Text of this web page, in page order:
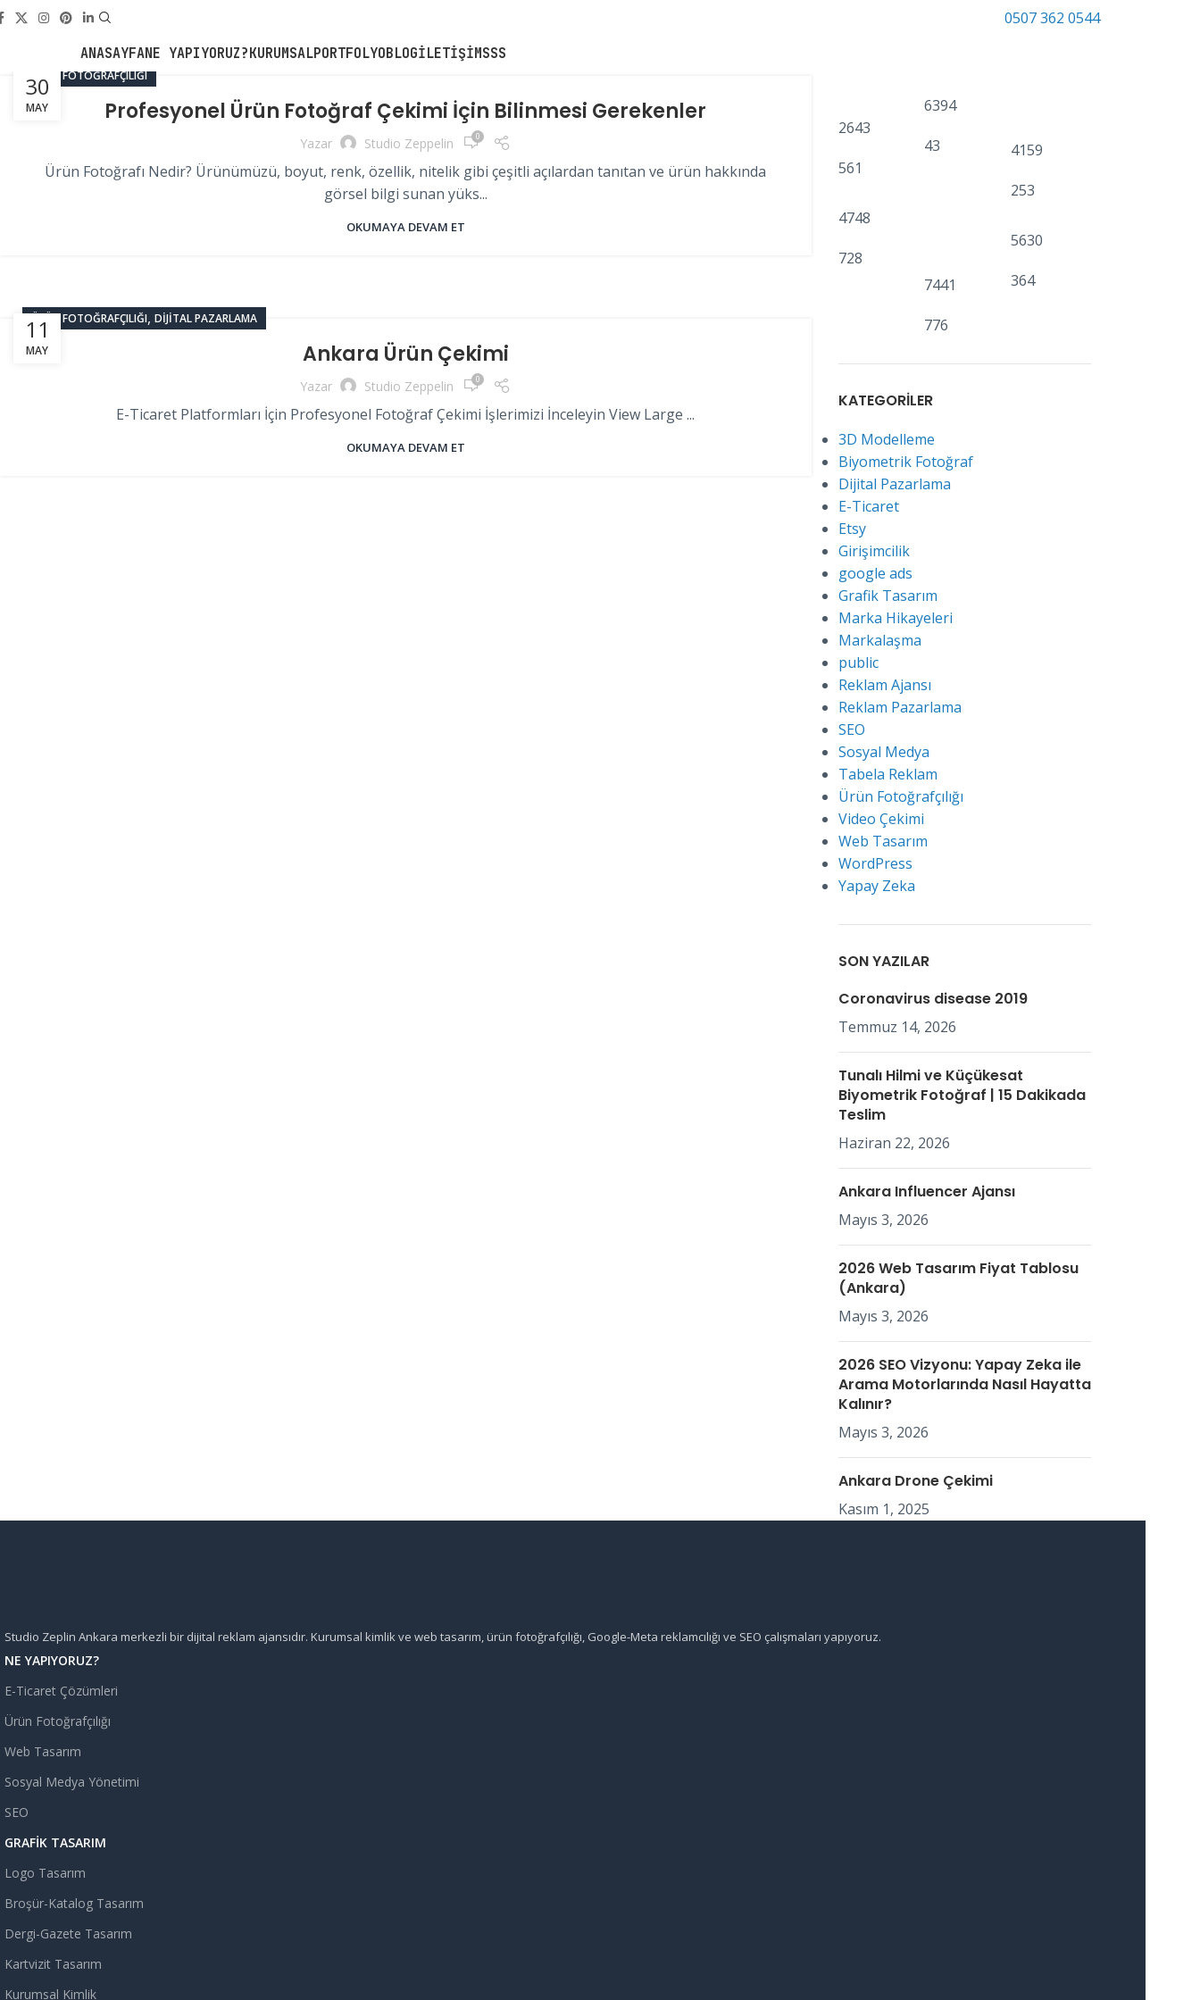
0507 362 0544
ANASAYFANE YAPIYORUZ?KURUMSALPORTFOLYOBLOGİLETIŞIMSSS
Tag Archives: E-Ticaret Fotoğraf Çekimi
Posts Tagged "E-Ticaret Fotoğraf Çekimi"
30
MAY
ÜRÜN FOTOĞRAFÇILIĞI
Profesyonel Ürün Fotoğraf Çekimi İçin Bilinmesi Gerekenler
Yazar Studio Zeppelin 0
Ürün Fotoğrafı Nedir? Ürünümüzü, boyut, renk, özellik, nitelik gibi çeşitli açılardan tanıtan ve ürün hakkında
görsel bilgi sunan yüks...
OKUMAYA DEVAM ET
11
MAY
ÜRÜN FOTOĞRAFÇILIĞI, DIJITAL PAZARLAMA
Ankara Ürün Çekimi
Yazar Studio Zeppelin 0
E-Ticaret Platformları İçin Profesyonel Fotoğraf Çekimi İşlerimizi İnceleyin View Large ...
OKUMAYA DEVAM ET
2643
561
6394
43 4159
253
4748
728
7441
776
5630
364
KATEGORILER
3D Modelleme
Biyometrik Fotoğraf
Dijital Pazarlama
E-Ticaret
Etsy
Girişimcilik
google ads
Grafik Tasarım
Marka Hikayeleri
Markalaşma
public
Reklam Ajansı
Reklam Pazarlama
SEO
Sosyal Medya
Tabela Reklam
Ürün Fotoğrafçılığı
Video Çekimi
Web Tasarım
WordPress
Yapay Zeka
SON YAZILAR
Coronavirus disease 2019
Temmuz 14, 2026
Tunalı Hilmi ve Küçükesat
Biyometrik Fotoğraf | 15 Dakikada
Teslim
Haziran 22, 2026
Ankara Influencer Ajansı
Mayıs 3, 2026
2026 Web Tasarım Fiyat Tablosu
(Ankara)
Mayıs 3, 2026
2026 SEO Vizyonu: Yapay Zeka ile
Arama Motorlarında Nasıl Hayatta
Kalınır?
Mayıs 3, 2026
Ankara Drone Çekimi
Kasım 1, 2025
Studio Zeplin Ankara merkezli bir dijital reklam ajansıdır. Kurumsal kimlik ve web tasarım, ürün fotoğrafçılığı, Google-Meta reklamcılığı ve SEO çalışmaları yapıyoruz.
NE YAPIYORUZ?
E-Ticaret Çözümleri
Ürün Fotoğrafçılığı
Web Tasarım
Sosyal Medya Yönetimi
SEO
GRAFIK TASARIM
Logo Tasarım
Broşür-Katalog Tasarım
Dergi-Gazete Tasarım
Kartvizit Tasarım
Kurumsal Kimlik